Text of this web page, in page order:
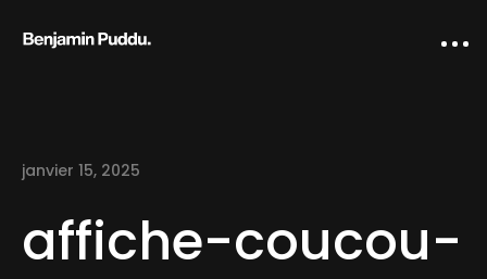
janvier 15, 2025
affiche-coucou-